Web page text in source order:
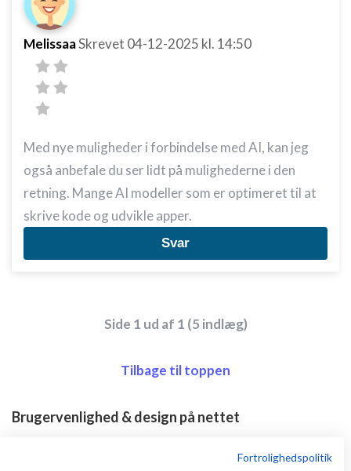
MelissaaSkrevet 04-12-2025 kl. 14:50
Med nye muligheder i forbindelse med AI, kan jeg
også anbefale du ser lidt på mulighederne i den
retning. Mange AI modeller som er optimeret til at
skrive kode og udvikle apper.
Svar
Side 1 ud af 1 (5 indlæg)
Tilbage til toppen
Brugervenlighed & design på nettet
Fortrolighedspolitik